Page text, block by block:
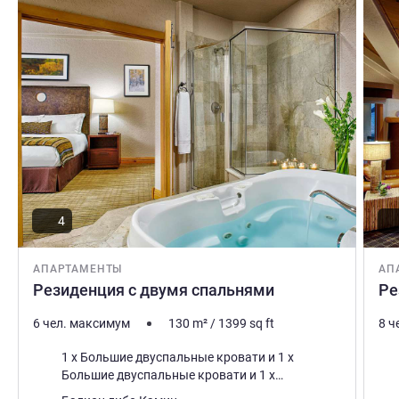
АПАРТАМЕНТЫ
Резиденция с двумя спальнями
4
6 чел. максимум 130 m²/ 1399 sq ft
Постель1 x Большие двуспальные кровати и 1 x
Большие двуспальные кровати и 1 x
Двуспальные диваны-кровати
8